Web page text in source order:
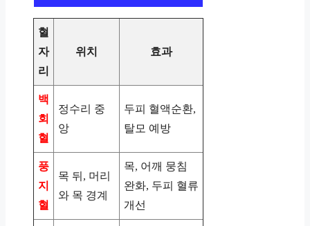
혈
자
리
위치 효과
백
회
혈
정수리 중
앙
두피 혈액순환,
탈모 예방
풍
지
혈
목 뒤, 머리
와 목 경계
목, 어깨 뭉침
완화, 두피 혈류
개선